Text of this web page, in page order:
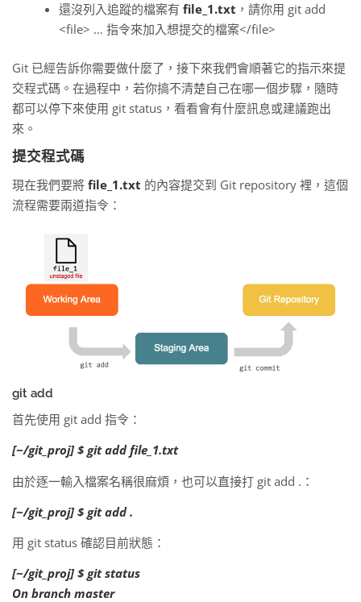
還沒列入追蹤的檔案有 file_1.txt ，請你用 git add
<file> … 指令來加入想提交的檔案</file>
Git 已經告訴你需要做什麼了，接下來我們會順著它的指示來提
交程式碼。在過程中，若你搞不清楚自己在哪一個步驟，隨時
都可以停下來使用 git status，看看會有什麼訊息或建議跑出
來。
提交程式碼
現在我們要將 file_1.txt 的內容提交到 Git repository 裡，這個
流程需要兩道指令：
git add
首先使用 git add 指令：
[~/git_proj] $ git add file_1.txt
由於逐一輸入檔案名稱很麻煩，也可以直接打 git add .：
[~/git_proj] $ git add .
用 git status 確認目前狀態：
[~/git_proj] $ git status
On branch master